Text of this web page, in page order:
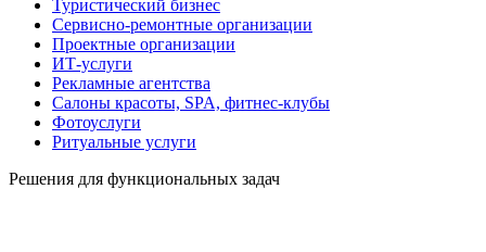
Туристический бизнес
Сервисно-ремонтные организации
Проектные организации
ИТ-услуги
Рекламные агентства
Салоны красоты, SPA, фитнес-клубы
Фотоуслуги
Ритуальные услуги
Решения для функциональных задач